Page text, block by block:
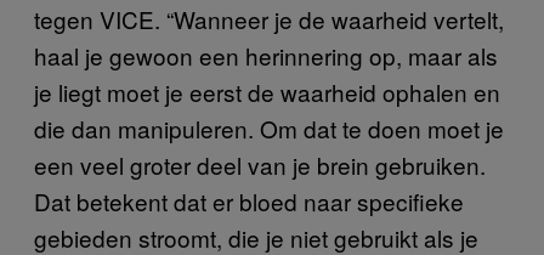
tegen VICE. “Wanneer je de waarheid vertelt,
haal je gewoon een herinnering op, maar als
je liegt moet je eerst de waarheid ophalen en
die dan manipuleren. Om dat te doen moet je
een veel groter deel van je brein gebruiken.
Dat betekent dat er bloed naar specifieke
gebieden stroomt, die je niet gebruikt als je